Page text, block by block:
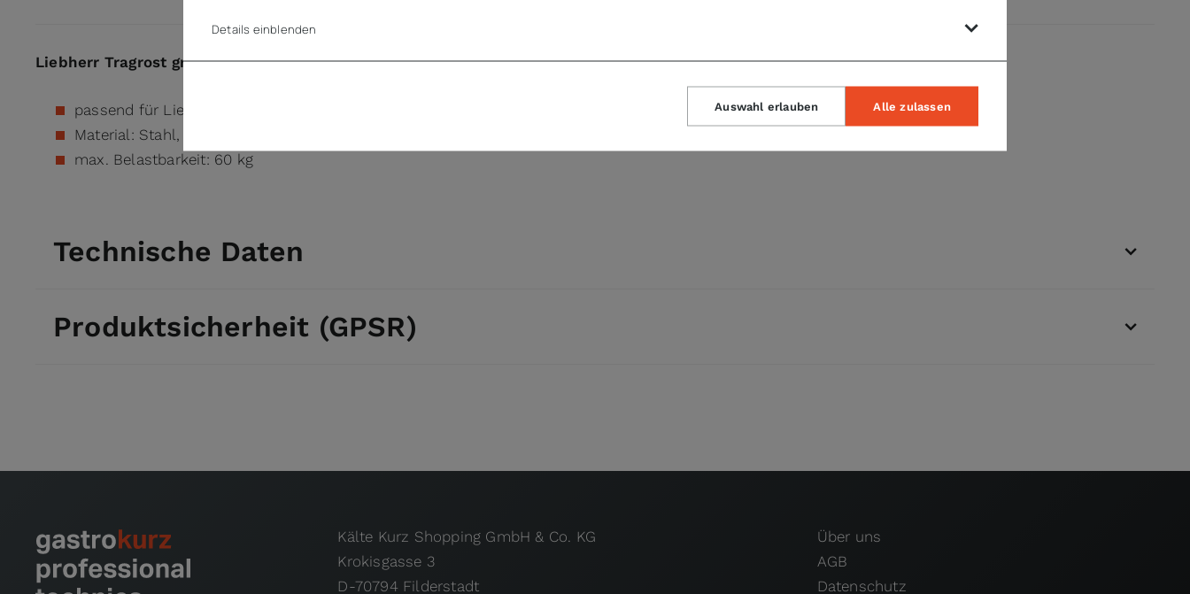
Liebherr Tragrost grau 711256800
passend für Liebherr FRFCvg 55, 65, FRFvg 55, 65, FRFBvg 55,
Material: Stahl, grau kunststoffbeschichtet
max. Belastbarkeit: 60 kg
Technische Daten
Produktsicherheit (GPSR)
Kälte Kurz Shopping GmbH & Co. KG
Krokisgasse 3
D-70794 Filderstadt
Über uns
AGB
Datenschutz
Details einblenden
Auswahl erlauben Alle zulassen